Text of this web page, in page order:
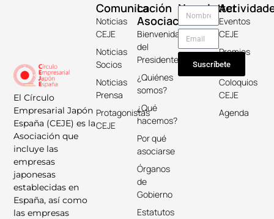
El Círculo
Empresarial Japón
España (CEJE) es la
Asociación que
incluye las
empresas
japonesas
establecidas en
España, así como
las empresas
La
Asociación
Bienvenida
del
Presidente
¿Quiénes
somos?
¿Qué
hacemos?
Por qué
asociarse
Órganos
de
Gobierno
Estatutos
Comunicación
Noticias
CEJE
Noticias
Socios
Noticias
Prensa
Protagonistas
CEJE
Eventos
CEJE
Premios
Keicho
Coloquios
CEJE
Agenda
Newsletter
Suscríbete